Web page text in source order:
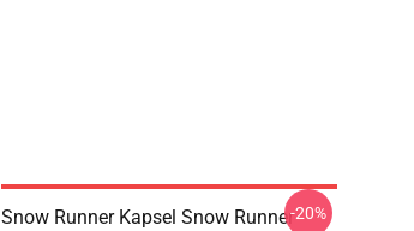
Snow Runner Kapsel Snow Runner-20%